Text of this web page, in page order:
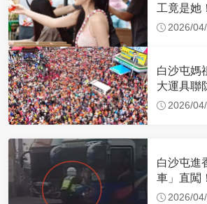
工竟是她
禮生 一
2026/
白沙屯媽
大運具聯
32.1萬創
2026/
白沙屯進
車」直闖
車：讓行
2026/